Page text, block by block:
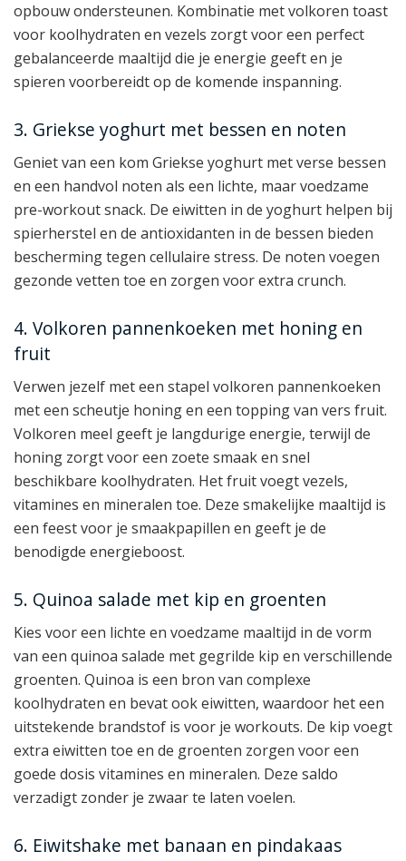
opbouw ondersteunen. Kombinatie met volkoren toast
voor koolhydraten en vezels zorgt voor een perfect
gebalanceerde maaltijd die je energie geeft en je
spieren voorbereidt op de komende inspanning.
3. Griekse yoghurt met bessen en noten
Geniet van een kom Griekse yoghurt met verse bessen
en een handvol noten als een lichte, maar voedzame
pre-workout snack. De eiwitten in de yoghurt helpen bij
spierherstel en de antioxidanten in de bessen bieden
bescherming tegen cellulaire stress. De noten voegen
gezonde vetten toe en zorgen voor extra crunch.
4. Volkoren pannenkoeken met honing en
fruit
Verwen jezelf met een stapel volkoren pannenkoeken
met een scheutje honing en een topping van vers fruit.
Volkoren meel geeft je langdurige energie, terwijl de
honing zorgt voor een zoete smaak en snel
beschikbare koolhydraten. Het fruit voegt vezels,
vitamines en mineralen toe. Deze smakelijke maaltijd is
een feest voor je smaakpapillen en geeft je de
benodigde energieboost.
5. Quinoa salade met kip en groenten
Kies voor een lichte en voedzame maaltijd in de vorm
van een quinoa salade met gegrilde kip en verschillende
groenten. Quinoa is een bron van complexe
koolhydraten en bevat ook eiwitten, waardoor het een
uitstekende brandstof is voor je workouts. De kip voegt
extra eiwitten toe en de groenten zorgen voor een
goede dosis vitamines en mineralen. Deze saldo
verzadigt zonder je zwaar te laten voelen.
6. Eiwitshake met banaan en pindakaas